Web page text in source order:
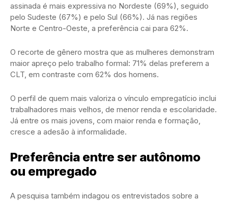
assinada é mais expressiva no Nordeste (69%), seguido
pelo Sudeste (67%) e pelo Sul (66%). Já nas regiões
Norte e Centro-Oeste, a preferência cai para 62%.
O recorte de gênero mostra que as mulheres demonstram
maior apreço pelo trabalho formal: 71% delas preferem a
CLT, em contraste com 62% dos homens.
O perfil de quem mais valoriza o vínculo empregatício inclui
trabalhadores mais velhos, de menor renda e escolaridade.
Já entre os mais jovens, com maior renda e formação,
cresce a adesão à informalidade.
Preferência entre ser autônomo
ou empregado
A pesquisa também indagou os entrevistados sobre a